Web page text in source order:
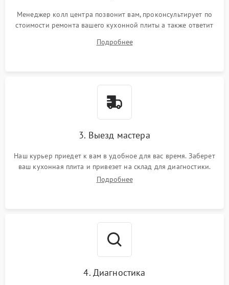
Менеджер колл центра позвонит вам, проконсультирует по
стоимости ремонта вашего кухонной плиты а также ответит
Подробнее
3. Выезд мастера
Наш курьер приедет к вам в удобное для вас время. Заберет
ваш кухонная плита и привезет на склад для диагностики.
Подробнее
4. Диагностика